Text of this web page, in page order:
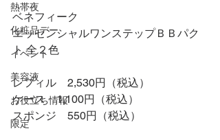
熱帯夜
化粧品デー
イベント
美容液
お役立ち情報
限定
ベネフィーク
エッセンシャルワンステップＢＢパク
ト 全２色
レフィル　2,530円（税込）
ケース　1,100円（税込）
スポンジ　550円（税込）